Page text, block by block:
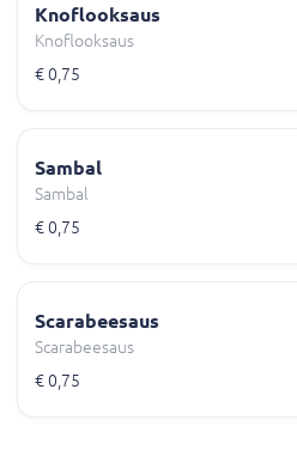
Knoflooksaus
Knoflooksaus
€ 0,75
Sambal
Sambal
€ 0,75
Scarabeesaus
Scarabeesaus
€ 0,75